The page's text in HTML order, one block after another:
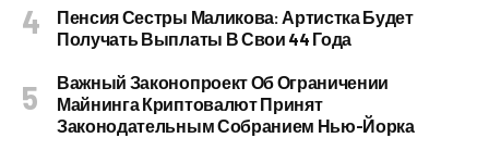
Пенсия Сестры Маликова: Артистка Будет
Получать Выплаты В Свои 44 Года
Важный Законопроект Об Ограничении
Майнинга Криптовалют Принят
Законодательным Собранием Нью-Йорка